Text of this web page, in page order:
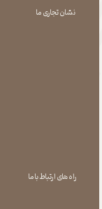
نشان تجاری ما
راه های ارتباط با ما